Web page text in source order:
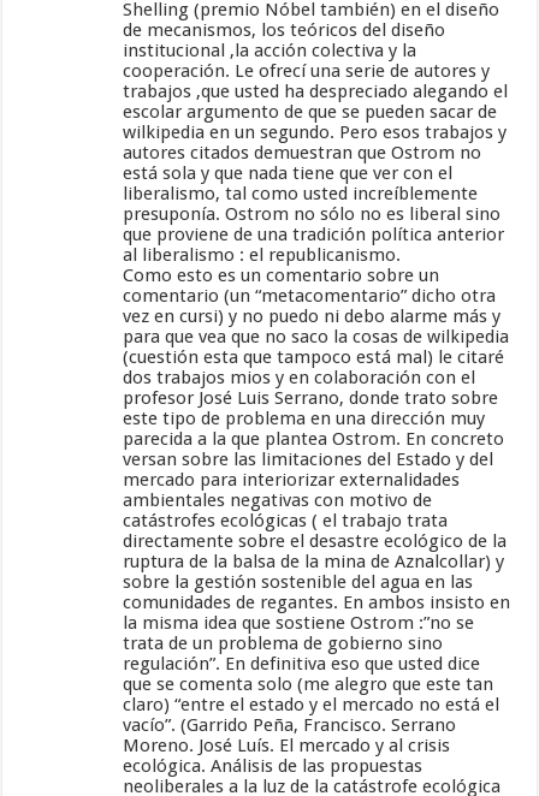
Shelling (premio Nóbel también) en el diseño
de mecanismos, los teóricos del diseño
institucional ,la acción colectiva y la
cooperación. Le ofrecí una serie de autores y
trabajos ,que usted ha despreciado alegando el
escolar argumento de que se pueden sacar de
wilkipedia en un segundo. Pero esos trabajos y
autores citados demuestran que Ostrom no
está sola y que nada tiene que ver con el
liberalismo, tal como usted increíblemente
presuponía. Ostrom no sólo no es liberal sino
que proviene de una tradición política anterior
al liberalismo : el republicanismo.
Como esto es un comentario sobre un
comentario (un “metacomentario” dicho otra
vez en cursi) y no puedo ni debo alarme más y
para que vea que no saco la cosas de wilkipedia
(cuestión esta que tampoco está mal) le citaré
dos trabajos mios y en colaboración con el
profesor José Luis Serrano, donde trato sobre
este tipo de problema en una dirección muy
parecida a la que plantea Ostrom. En concreto
versan sobre las limitaciones del Estado y del
mercado para interiorizar externalidades
ambientales negativas con motivo de
catástrofes ecológicas ( el trabajo trata
directamente sobre el desastre ecológico de la
ruptura de la balsa de la mina de Aznalcollar) y
sobre la gestión sostenible del agua en las
comunidades de regantes. En ambos insisto en
la misma idea que sostiene Ostrom :”no se
trata de un problema de gobierno sino
regulación”. En definitiva eso que usted dice
que se comenta solo (me alegro que este tan
claro) “entre el estado y el mercado no está el
vacío”. (Garrido Peña, Francisco. Serrano
Moreno. José Luís. El mercado y al crisis
ecológica. Análisis de las propuestas
neoliberales a la luz de la catástrofe ecológica